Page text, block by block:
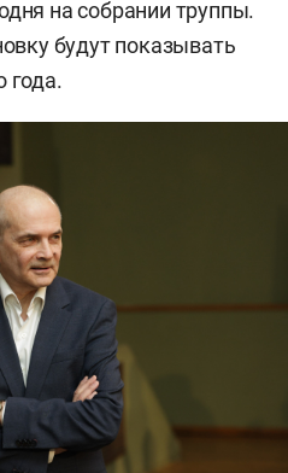
на собрании труппы.
будут показывать
года.